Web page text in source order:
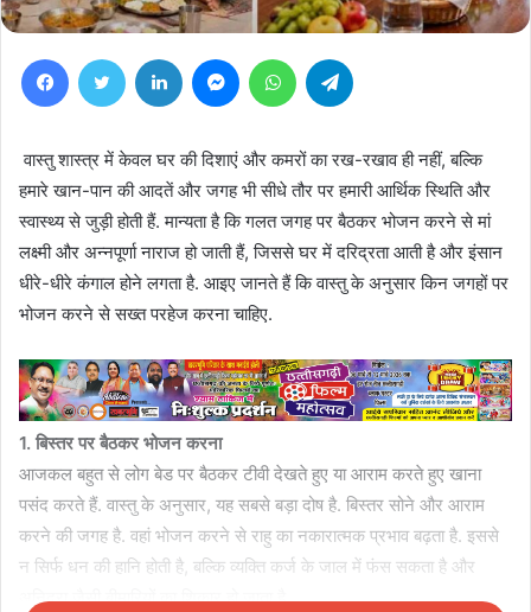
FacebookTwitter LinkedIn MessengerWhatsApp
वास्तु शास्त्र में केवल घर की दिशाएं और कमरों का रख-रखाव ही नहीं, बल्कि
हमारे खान-पान की आदतें और जगह भी सीधे तौर पर हमारी आर्थिक स्थिति और
स्वास्थ्य से जुड़ी होती हैं. मान्यता है कि गलत जगह पर बैठकर भोजन करने से मां
लक्ष्मी और अन्नपूर्णा नाराज हो जाती हैं, जिससे घर में दरिद्रता आती है और इंसान
धीरे-धीरे कंगाल होने लगता है. आइए जानते हैं कि वास्तु के अनुसार किन जगहों पर
भोजन करने से सख्त परहेज करना चाहिए.
1. बिस्तर पर बैठकर भोजन करना
आजकल बहुत से लोग बेड पर बैठकर टीवी देखते हुए या आराम करते हुए खाना
पसंद करते हैं. वास्तु के अनुसार, यह सबसे बड़ा दोष है. बिस्तर सोने और आराम
करने की जगह है. वहां भोजन करने से राहु का नकारात्मक प्रभाव बढ़ता है. इससे
न सिर्फ धन की हानि होती है, बल्कि व्यक्ति कर्ज के जाल में फंस सकता है और
अनिद्रा जैसी बीमारियों का शिकार हो जाता है.